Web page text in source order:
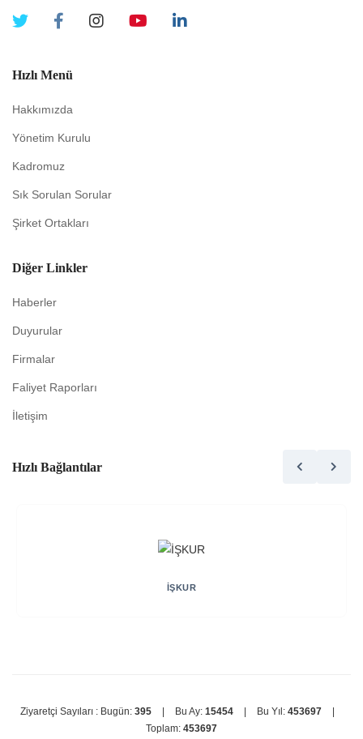
Hızlı Menü
Hakkımızda
Yönetim Kurulu
Kadromuz
Sık Sorulan Sorular
Şirket Ortakları
Diğer Linkler
Haberler
Duyurular
Firmalar
Faliyet Raporları
İletişim
Hızlı Bağlantılar
İŞKUR
Ziyaretçi Sayıları : Bugün: 395 Bu Ay: 15454 Bu Yıl: 453697
Toplam: 453697